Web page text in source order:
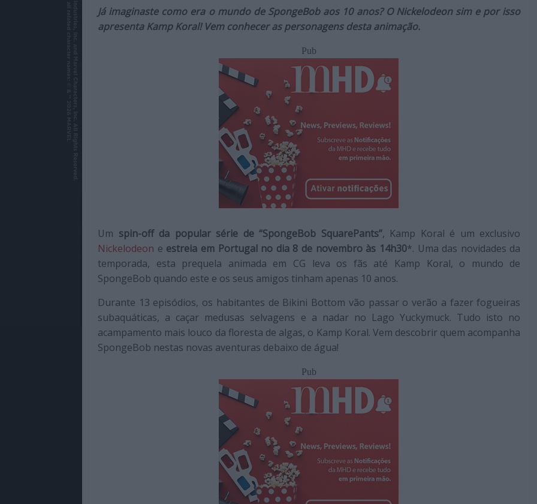
qualidade
Já imaginaste como era o mundo de SpongeBob aos 10 anos? O Nickelodeon sim e por isso
apresenta Kamp Koral! Vem conhecer as personagens desta animação.
Pub
Um spin-off da popular série de “SpongeBob SquarePants”, Kamp Koral é um exclusivo
Nickelodeon e estreia em Portugal no dia 8 de novembro às 14h30*. Uma das novidades da
temporada, esta prequela animada em CG leva os fãs até Kamp Koral, o mundo de
SpongeBob quando este e os seus amigos tinham apenas 10 anos.
Durante 13 episódios, os habitantes de Bikini Bottom vão passar o verão a fazer fogueiras
subaquáticas, a caçar medusas selvagens e a nadar no Lago Yuckymuck. Tudo isto no
acampamento mais louco da floresta de algas, o Kamp Koral. Vem descobrir quem acompanha
SpongeBob nestas novas aventuras debaixo de água!
Pub